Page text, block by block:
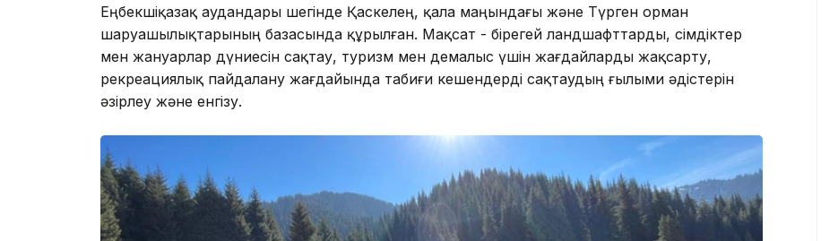
Еңбекшіқазақ аудандары шегінде Қаскелең, қала маңындағы және Түрген орман
шаруашылықтарының базасында құрылған. Мақсат - бірегей ландшафттарды, өсімдіктер
мен жануарлар дүниесін сақтау, туризм мен демалыс үшін жағдайларды жақсарту,
рекреациялық пайдалану жағдайында табиғи кешендерді сақтаудың ғылыми әдістерін
әзірлеу және енгізу.